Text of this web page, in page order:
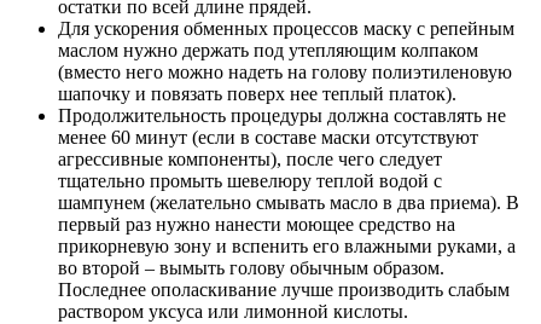
остатки по всей длине прядей.
Для ускорения обменных процессов маску с репейным
маслом нужно держать под утепляющим колпаком
(вместо него можно надеть на голову полиэтиленовую
шапочку и повязать поверх нее теплый платок).
Продолжительность процедуры должна составлять не
менее 60 минут (если в составе маски отсутствуют
агрессивные компоненты), после чего следует
тщательно промыть шевелюру теплой водой с
шампунем (желательно смывать масло в два приема). В
первый раз нужно нанести моющее средство на
прикорневую зону и вспенить его влажными руками, а
во второй – вымыть голову обычным образом.
Последнее ополаскивание лучше производить слабым
раствором уксуса или лимонной кислоты.